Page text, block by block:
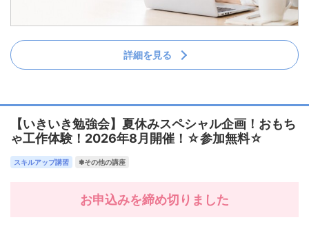
詳細を見る
【いきいき勉強会】夏休みスペシャル企画！おもち
ゃ工作体験！2026年8月開催！☆参加無料☆
スキルアップ講習 ✽その他の講座
お申込みを締め切りました